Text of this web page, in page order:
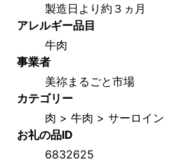
製造日より約３ヵ月
アレルギー品目
牛肉
事業者
美祢まるごと市場
カテゴリー
肉 > 牛肉 > サーロイン
お礼の品ID
6832625